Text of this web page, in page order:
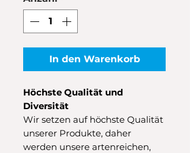
In den Warenkorb
Höchste Qualität und
Diversität
Wir setzen auf höchste Qualität
unserer Produkte, daher
werden unsere artenreichen,